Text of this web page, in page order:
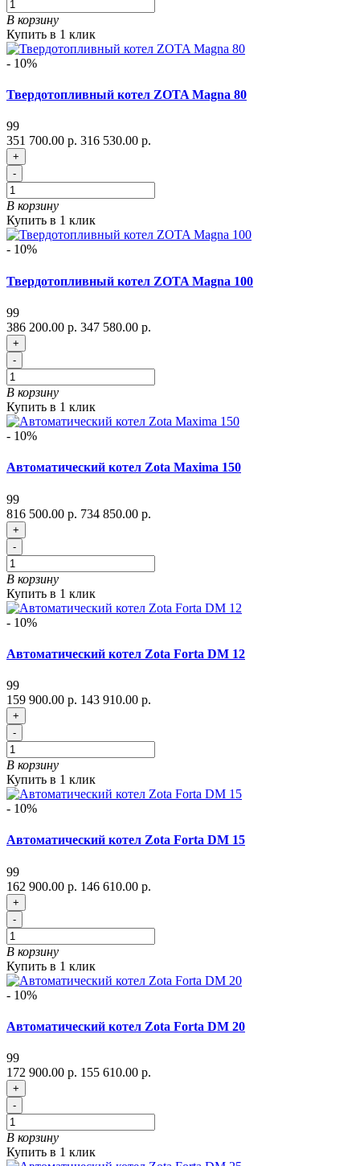
В корзину
Купить в 1 клик
- 10%
Твердотопливный котел ZOTA Magna 80
99
351 700.00 р. 316 530.00 р.
+
-
В корзину
Купить в 1 клик
- 10%
Твердотопливный котел ZOTA Magna 100
99
386 200.00 р. 347 580.00 р.
+
-
В корзину
Купить в 1 клик
- 10%
Автоматический котел Zota Maxima 150
99
816 500.00 р. 734 850.00 р.
+
-
В корзину
Купить в 1 клик
- 10%
Автоматический котел Zota Forta DM 12
99
159 900.00 р. 143 910.00 р.
+
-
В корзину
Купить в 1 клик
- 10%
Автоматический котел Zota Forta DM 15
99
162 900.00 р. 146 610.00 р.
+
-
В корзину
Купить в 1 клик
- 10%
Автоматический котел Zota Forta DM 20
99
172 900.00 р. 155 610.00 р.
+
-
В корзину
Купить в 1 клик